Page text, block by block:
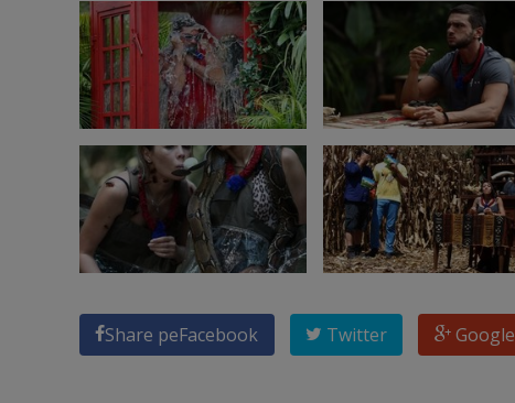
Share peFacebook Twitter Google